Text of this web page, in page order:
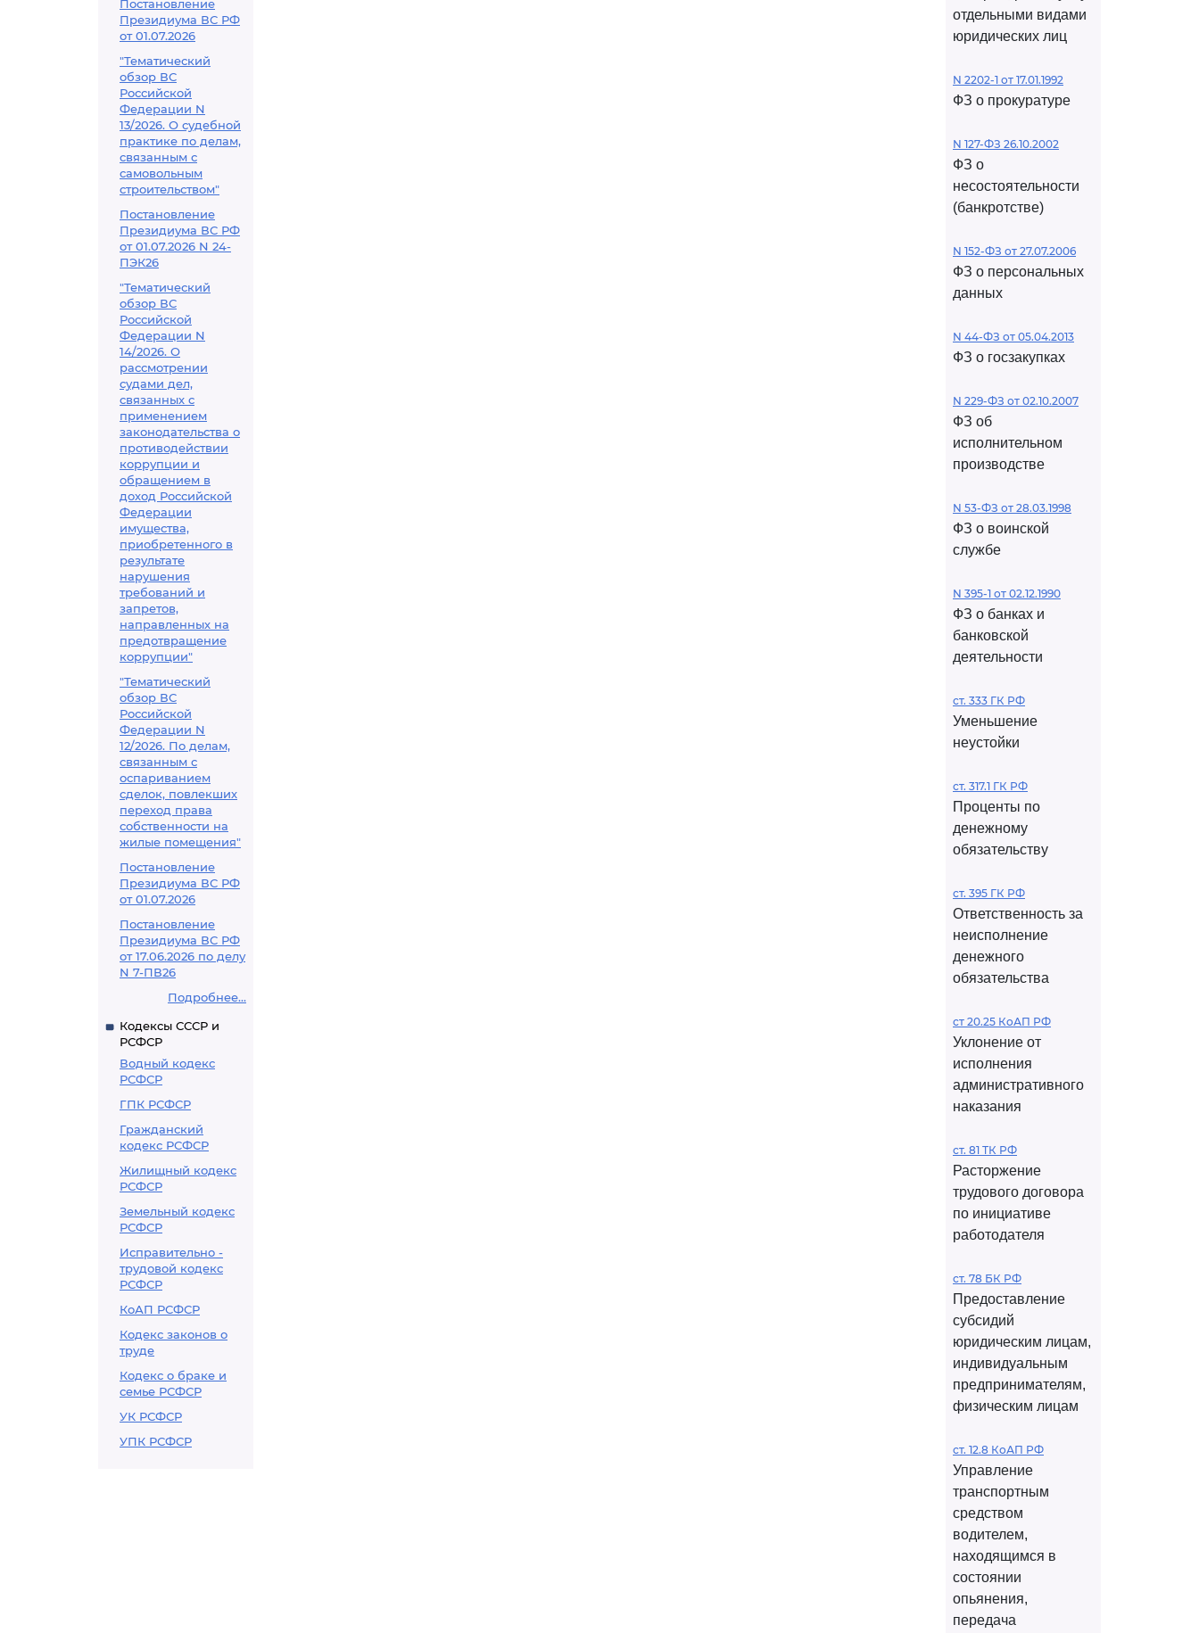
Постановление
Президиума ВС РФ
от 01.07.2026
"Тематический
обзор ВС
Российской
Федерации N
13/2026. О судебной
практике по делам,
связанным с
самовольным
строительством"
Постановление
Президиума ВС РФ
от 01.07.2026 N 24-
ПЭК26
"Тематический
обзор ВС
Российской
Федерации N
14/2026. О
рассмотрении
судами дел,
связанных с
применением
законодательства о
противодействии
коррупции и
обращением в
доход Российской
Федерации
имущества,
приобретенного в
результате
нарушения
требований и
запретов,
направленных на
предотвращение
коррупции"
"Тематический
обзор ВС
Российской
Федерации N
12/2026. По делам,
связанным с
оспариванием
сделок, повлекших
переход права
собственности на
жилые помещения"
Постановление
Президиума ВС РФ
от 01.07.2026
Постановление
Президиума ВС РФ
от 17.06.2026 по делу
N 7-ПВ26
Подробнее...
Кодексы СССР и
РСФСР
Водный кодекс
РСФСР
ГПК РСФСР
Гражданский
кодекс РСФСР
Жилищный кодекс
РСФСР
Земельный кодекс
РСФСР
Исправительно -
трудовой кодекс
РСФСР
КоАП РСФСР
Кодекс законов о
труде
Кодекс о браке и
семье РСФСР
УК РСФСР
УПК РСФСР
отдельными видами
юридических лиц
N 2202-1 от 17.01.1992
ФЗ о прокуратуре
N 127-ФЗ 26.10.2002
ФЗ о
несостоятельности
(банкротстве)
N 152-ФЗ от 27.07.2006
ФЗ о персональных
данных
N 44-ФЗ от 05.04.2013
ФЗ о госзакупках
N 229-ФЗ от 02.10.2007
ФЗ об
исполнительном
производстве
N 53-ФЗ от 28.03.1998
ФЗ о воинской
службе
N 395-1 от 02.12.1990
ФЗ о банках и
банковской
деятельности
ст. 333 ГК РФ
Уменьшение
неустойки
ст. 317.1 ГК РФ
Проценты по
денежному
обязательству
ст. 395 ГК РФ
Ответственность за
неисполнение
денежного
обязательства
ст 20.25 КоАП РФ
Уклонение от
исполнения
административного
наказания
ст. 81 ТК РФ
Расторжение
трудового договора
по инициативе
работодателя
ст. 78 БК РФ
Предоставление
субсидий
юридическим лицам,
индивидуальным
предпринимателям,
физическим лицам
ст. 12.8 КоАП РФ
Управление
транспортным
средством
водителем,
находящимся в
состоянии
опьянения,
передача